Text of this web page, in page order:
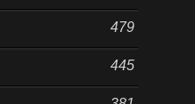
479
445